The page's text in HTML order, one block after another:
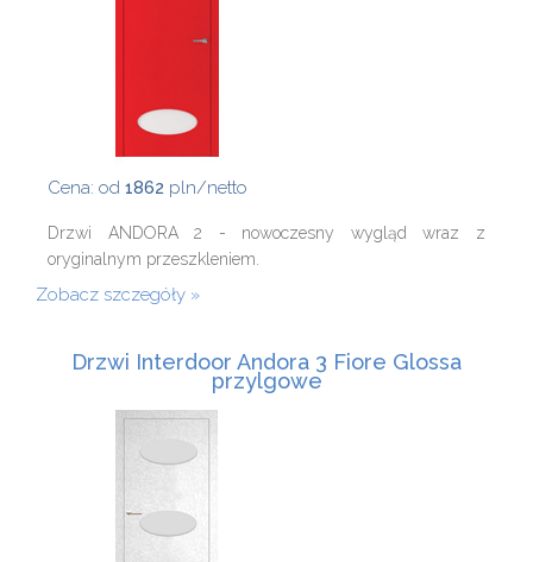
Cena: od 1862 pln/netto
Drzwi ANDORA 2 - nowoczesny wygląd wraz z
oryginalnym przeszkleniem.
Zobacz szczegóły
Drzwi Interdoor Andora 3 Fiore Glossa
przylgowe